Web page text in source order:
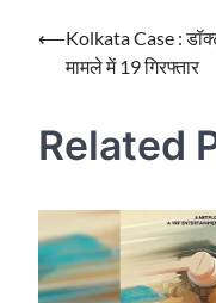
Post
navigation
⟵Kolkata Case :
मामले में 19 गिरफ्तार
Related